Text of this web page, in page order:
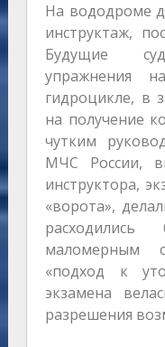
На вододроме
инструктаж,
Будущие
упражнения
гидроцикле, в
на получение
чутким
МЧС России,
инструктора,
«ворота»,
маломерным
«подход к
экзамена
разрешения